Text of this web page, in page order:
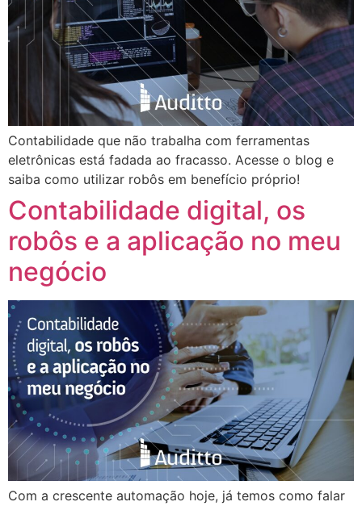
Contabilidade que não trabalha com ferramentas
eletrônicas está fadada ao fracasso. Acesse o blog e
saiba como utilizar robôs em benefício próprio!
Contabilidade digital, os
robôs e a aplicação no meu
negócio
Com a crescente automação hoje, já temos como falar